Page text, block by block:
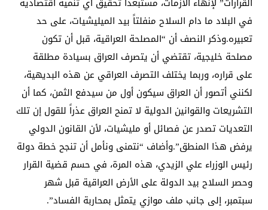
في البلاد ما دام السلاح منفلتاً بيد الميليشيات، على حد
تعبيره.وذكر النصف أن “المصلحة العراقية، قبل أن تكون
مصلحة خليجية، تقتضي أن يتصرف العراق بسيادة مطلقة
على قراره، وربما يختلف التصرف العراقي عن هذه البديهية،
لكنني أتصور أن العراق سيكون أول من سيدفع الثمن، كما أن
التشريعات والقوانين الدولية لا تمنح العراق عذراً للقول إن تلك
التعديات تصدر عن فصائل أو مليشيات، لأن القانون الدولي
يرفض هذا المنطق”.وأضاف “نتمنى ونأمل أن تنجح خطة دولة
رئيس الوزراء علي الزيدي، هذه المرة، في حسم قضية القرار
وحصر السلاح بيد الدولة على الأرض العراقية قبل شهر
سبتمبر، إلى جانب ملف موازي يتمثل بمحاربة الفساد”.